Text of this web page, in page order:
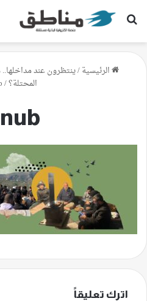
بحث عن
الرئيسية/ينتظرون عند مداخلها..
المحتلة؟/
اترك تعليقاً